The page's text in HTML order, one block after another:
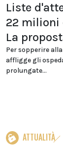
Liste
22 milioni
La
Per sopperire
affligge gli
prolungate...
ATTUALITÀ